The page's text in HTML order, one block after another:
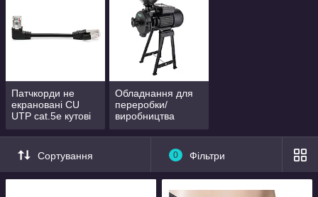
Патчкорди не
екрановані CU
UTP cat.5e кутові
Обладнання для
переробки/
виробництва
Сортування 0 Фільтри